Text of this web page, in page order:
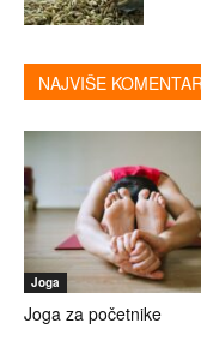
NAJVIŠE
Joga
Joga za početnike